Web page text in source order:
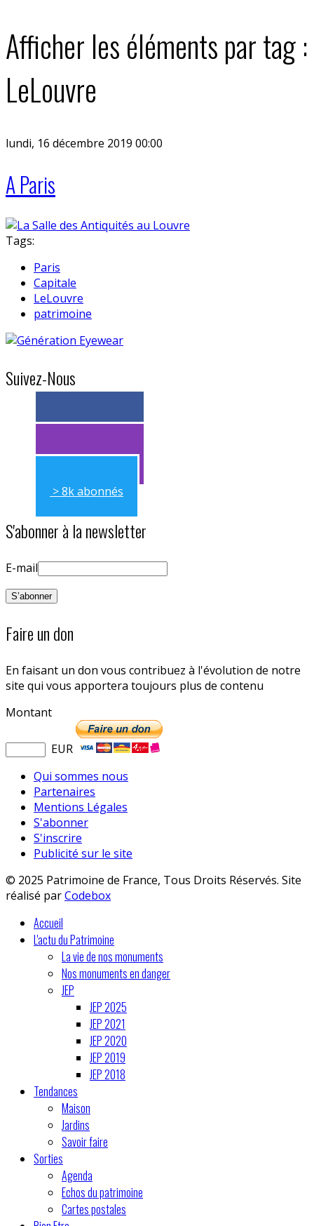
Afficher les éléments par tag :
LeLouvre
lundi, 16 décembre 2019 00:00
A Paris
Tags:
Paris
Capitale
LeLouvre
patrimoine
Suivez-Nous
> 11k abonnés
> 11k abonnés
> 8k abonnés
S'abonner à la newsletter
E-mail
Faire un don
En faisant un don vous contribuez à l'évolution de notre
site qui vous apportera toujours plus de contenu
Montant
EUR
Qui sommes nous
Partenaires
Mentions Légales
S'abonner
S'inscrire
Publicité sur le site
© 2025 Patrimoine de France, Tous Droits Réservés. Site
réalisé parCodebox
Accueil
L'actu du Patrimoine
La vie de nos monuments
Nos monuments en danger
JEP
JEP 2025
JEP 2021
JEP 2020
JEP 2019
JEP 2018
Tendances
Maison
Jardins
Savoir faire
Sorties
Agenda
Echos du patrimoine
Cartes postales